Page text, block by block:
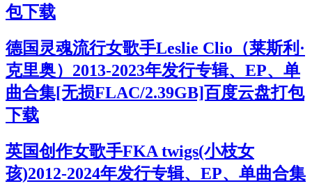
包下载
德国灵魂流行女歌手Leslie Clio（莱斯利·
克里奥）2013-2023年发行专辑、EP、单
曲合集[无损FLAC/2.39GB]百度云盘打包
下载
英国创作女歌手FKA twigs(小枝女
孩)2012-2024年发行专辑、EP、单曲合集